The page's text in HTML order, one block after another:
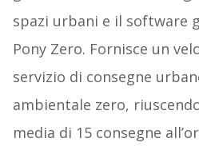
spazi urbani e il software
Pony Zero. Fornisce un
servizio di consegne
ambientale zero,
media di 15 consegne